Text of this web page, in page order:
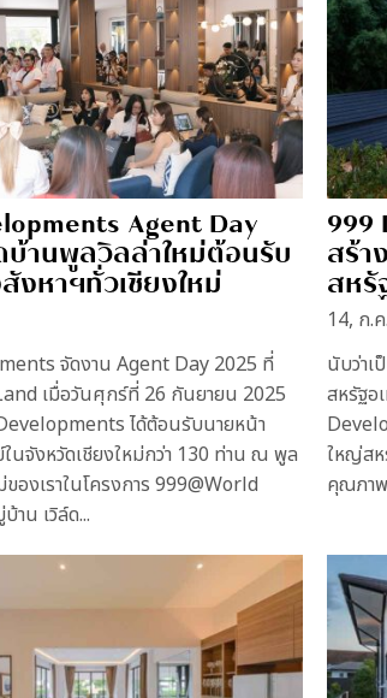
Agent Day
บ้านพูลวิลล่าใหม่ต้อนรับ
งหาฯทั่วเชียงใหม่
จัดงาน Agent Day 2025 ที่
เมื่อวันศุกร์ที่ 26 กันยายน 2025
ได้ต้อนรับนายหน้า
นจังหวัดเชียงใหม่กว่า 130 ท่าน ณ พูล
องเราในโครงการ 999@World
าน เวิล์ด...
999
สร้า
สหรั
14, ก.
นับว่าเ
สหรัฐอ
ใหญ่สห
คุณภาพ